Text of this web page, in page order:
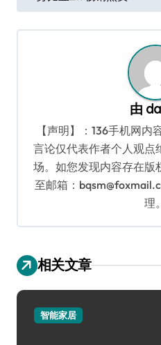
导
由
【声明】：136手机网
言论仅代表作者个人观点
场。如您发现内容存在版
至邮箱：
理。
相关文章
智能家居